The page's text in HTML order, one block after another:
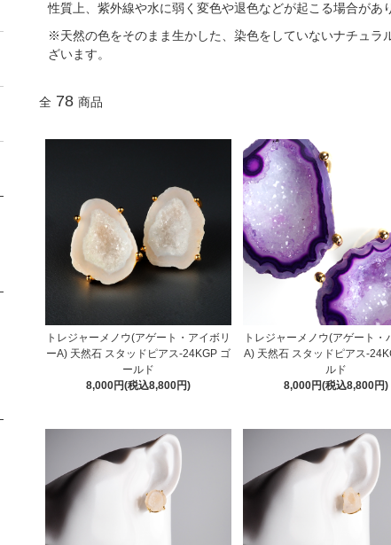
性質上、紫外線や水に弱く変色や退色などが起こる場合があ
※天然の色をそのまま生かした、染色をしていないナチュラ
ざいます。
全 78 商品
トレジャーメノウ(アゲート・アイボリ
ーA) 天然石 スタッドピアス-24KGP ゴ
ールド
8,000円(税込8,800円)
トレジャーメノウ(アゲート・
A) 天然石 スタッドピアス-
ルド
8,000円(税込8,800円)